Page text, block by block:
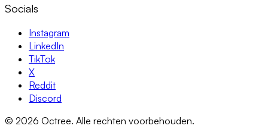
Socials
Instagram
LinkedIn
TikTok
X
Reddit
Discord
© 2026 Octree. Alle rechten voorbehouden.